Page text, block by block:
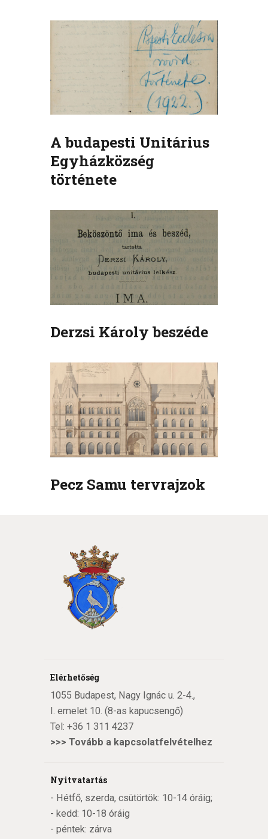
A budapesti Unitárius
Egyházközség
története
Derzsi Károly beszéde
Pecz Samu tervrajzok
Elérhetőség
1055 Budapest, Nagy Ignác u. 2-4.,
I. emelet 10. (8-as kapucsengő)
Tel: +36 1 311 4237
>>> Tovább a kapcsolatfelvételhez
Nyitvatartás
- Hétfő, szerda, csütörtök: 10-14 óráig;
- kedd: 10-18 óráig
- péntek: zárva